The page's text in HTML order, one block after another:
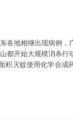
各地相继出现病例，
都开始大规模消杀行
灭蚊使用化学合成
菊酯、溴氰菊酯等